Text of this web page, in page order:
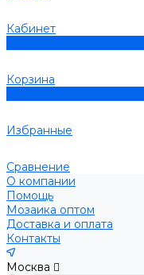
Кабинет
Корзина
Избранные
Сравнение
О компании
Помощь
Мозаика оптом
Доставка и оплата
Контакты
Москва